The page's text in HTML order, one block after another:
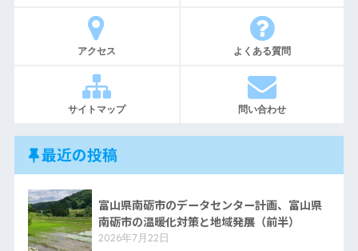
アクセス よくある質問
サイトマップ 問い合わせ
最近の投稿
富山県南砺市のデータセンター計画、富山県
南砺市の温暖化対策と地域発展（前半）
2026年7月22日